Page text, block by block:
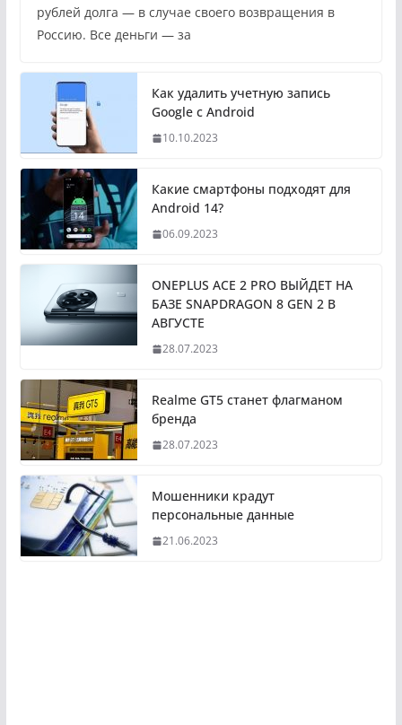
рублей долга — в случае своего возвращения в
Россию. Все деньги — за
Как удалить учетную запись
Google с Android
10.10.2023
Какие смартфоны подходят для
Android 14?
06.09.2023
ONEPLUS ACE 2 PRO ВЫЙДЕТ НА
БАЗЕ SNAPDRAGON 8 GEN 2 В
АВГУСТЕ
28.07.2023
Realme GT5 станет флагманом
бренда
28.07.2023
Мошенники крадут
персональные данные
21.06.2023